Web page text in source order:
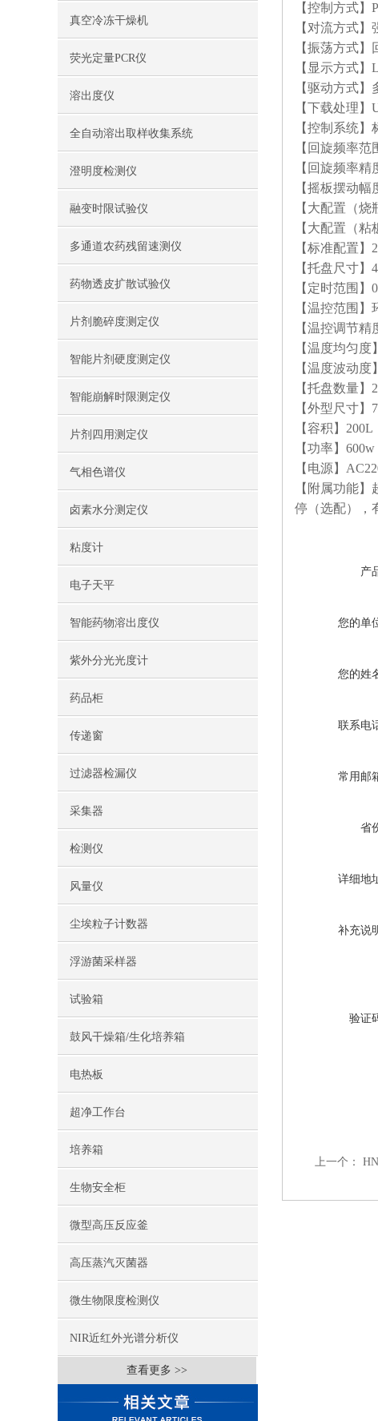
真空冷冻干燥机
荧光定量PCR仪
溶出度仪
全自动溶出取样收集系统
澄明度检测仪
融变时限试验仪
多通道农药残留速测仪
药物透皮扩散试验仪
片剂脆碎度测定仪
智能片剂硬度测定仪
智能崩解时限测定仪
片剂四用测定仪
气相色谱仪
卤素水分测定仪
粘度计
电子天平
智能药物溶出度仪
紫外分光光度计
药品柜
传递窗
过滤器检漏仪
采集器
检测仪
风量仪
尘埃粒子计数器
浮游菌采样器
试验箱
鼓风干燥箱/生化培养箱
电热板
超净工作台
培养箱
生物安全柜
微型高压反应釜
高压蒸汽灭菌器
微生物限度检测仪
NIR近红外光谱分析仪
查看更多 >>
【控制方式
【对流方式】
【振荡方式】
【显示方式
【驱动方式】
【下载处理
【控制系统
【回旋频率范
【回旋频率精
【摇板摆动幅
【大配置（
【大配置（
【标准配置】
【托盘尺寸】
【定时范围】
【温控范围
【温控调节
【温度均匀
【温度波动
【托盘数量】
【外型尺寸】
【容积】200L
【功率】600w
【电源】
【附属功能
停（选配），
产
您的单
您的姓
联系电
常用邮
省
详细地
补充说
验证
上一个：